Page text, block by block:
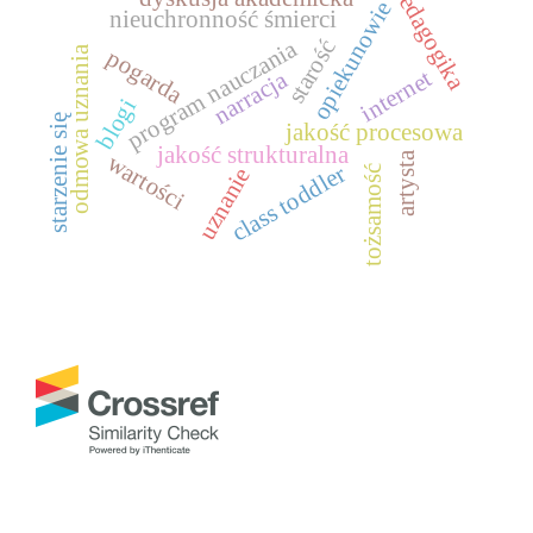
jakość strukturalna
jakość procesowa
class toddler
program nauczaniaopiekunowieinternet
blogi
tożsamość
uznanie
odmowa uznania pogarda starość
starzenie się
nieuchronność śmierci pedagogika
artysta
wartości
narracja